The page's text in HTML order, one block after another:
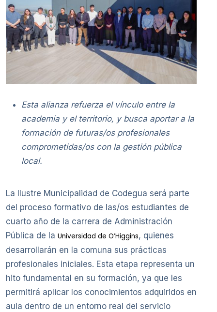
Esta alianza refuerza el vínculo entre la
academia y el territorio, y busca aportar a la
formación de futuras/os profesionales
comprometidas/os con la gestión pública
local.
La Ilustre Municipalidad de Codegua será parte
del proceso formativo de las/os estudiantes de
cuarto año de la carrera de Administración
Pública de la Universidad de O’Higgins, quienes
desarrollarán en la comuna sus prácticas
profesionales iniciales. Esta etapa representa un
hito fundamental en su formación, ya que les
permitirá aplicar los conocimientos adquiridos en
aula dentro de un entorno real del servicio